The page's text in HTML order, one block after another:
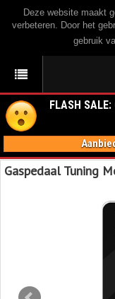
Deze website maakt
verbeteren. Door het
gebruik
FLASH
Gaspedaal Tuning